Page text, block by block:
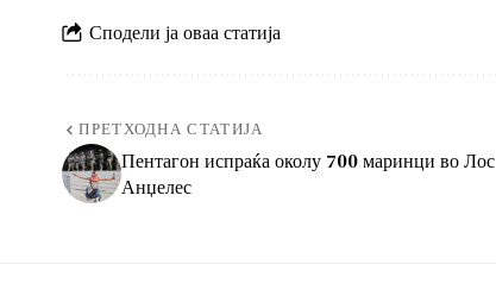
Сподели ја оваа статија
ПРЕТХОДНА СТАТИЈА
Пентагон испраќа околу 700 маринци во Лос
Анџелес